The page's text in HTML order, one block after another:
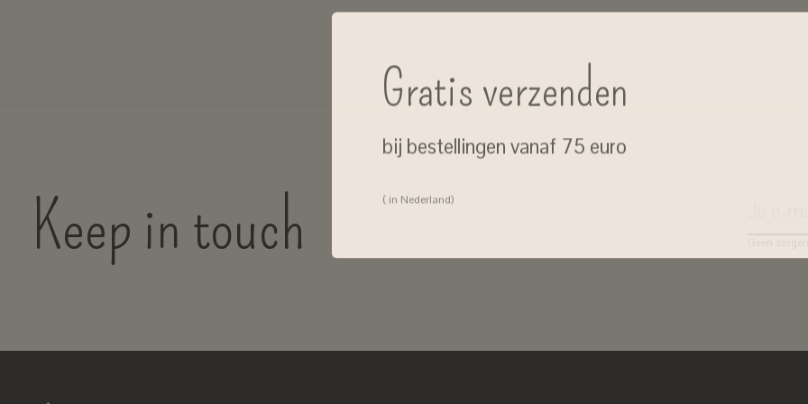
Keep in touch Geen
Gratis verzenden
bij bestellingen vanaf 75 euro
( in Nederland)